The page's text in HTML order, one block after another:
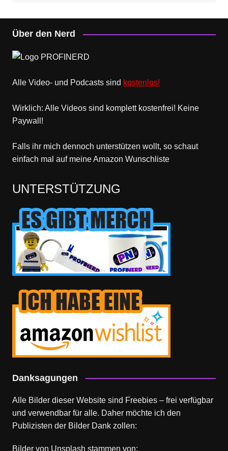
Über den Nerd
Alle Video- und Podcasts sind kostenlos!
Wirklich: Alle Videos sind komplett kostenfrei! Keine
Paywall!
Falls ihr mich dennoch unterstützen wollt, so schaut
einfach mal auf meine Amazon Wunschliste
UNTERSTÜTZUNG
Danksagungen
Alle Bilder dieser Website sind Freebies – frei verfügbar
und verwendbar für alle. Daher möchte ich den
Publizisten der Bilder Dank zollen:
Bilder von Unsplash stammen von: